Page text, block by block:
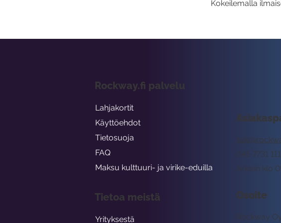
Kokeilemalla
Arkisin klo
045 7731
Osoite
Rockway
Rockway.fi palvelu
Lahjakortit
Käyttöehdot
Tietosuoja
FAQ
Maksu kulttuuri- ja virike-eduilla
Tietoa meistä
Yrityksestä